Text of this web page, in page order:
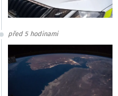
před 5 hodinami